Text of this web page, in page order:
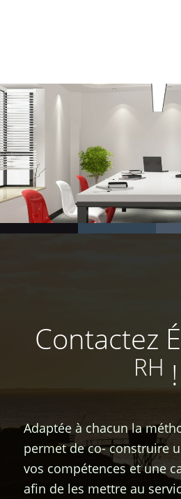
Contactez
RH !
Adaptée à chacun la
permet de co- construire
vos compétences et une
afin de les mettre au